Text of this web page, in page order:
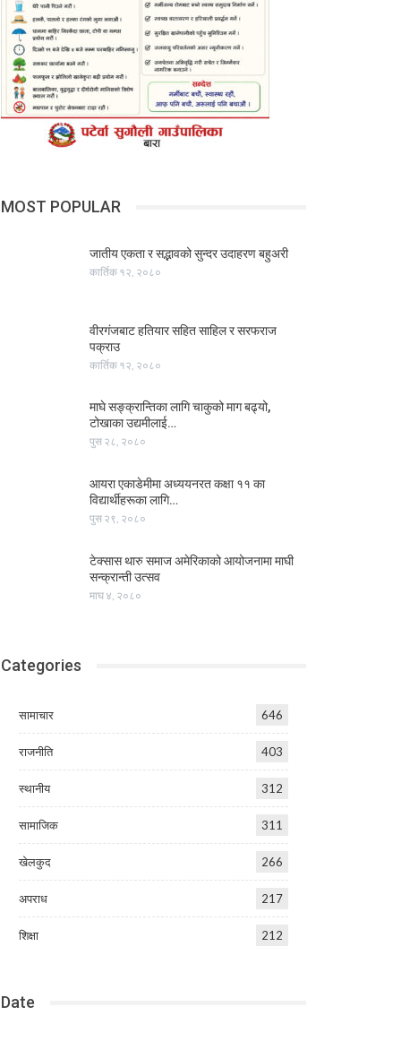
MOST POPULAR
जातीय एकता र सद्भावको सुन्दर उदाहरण बहुअरी
कार्तिक १२, २०८०
वीरगंजबाट हतियार सहित साहिल र सरफराज
पक्राउ
कार्तिक १२, २०८०
माघे सङ्क्रान्तिका लागि चाकुको माग बढ्यो,
टोखाका उद्यमीलाई…
पुस २८, २०८०
आयरा एकाडेमीमा अध्ययनरत कक्षा ११ का
विद्यार्थीहरूका लागि…
पुस २९, २०८०
टेक्सास थारु समाज अमेरिकाको आयोजनामा माघी
सन्क्रान्ती उत्सव
माघ ४, २०८०
Categories
सामाचार 646
राजनीति 403
स्थानीय 312
सामाजिक 311
खेलकुद 266
अपराध 217
शिक्षा 212
Date